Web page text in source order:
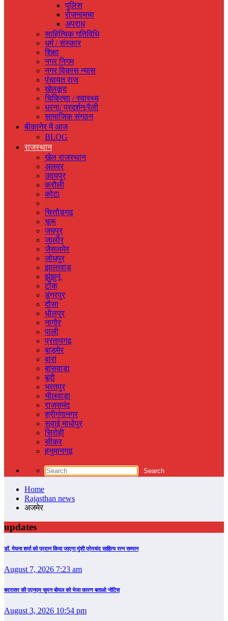
पुलिस
रोजनामचा
अपराध
साहित्यिक गतिविधि
धर्म / संस्‍कार
शिक्षा
नगर निगम
नगर विकास न्‍यास
पंचायत राज
खेलकूद
चिकित्‍सा / स्‍वास्‍थ्‍य
धरना/ प्रदर्शन/रैली
सामाजिक संगठन
बीकानेर में आज
BLOG
राजस्‍थान
खेल राजस्‍थान
अलवर
उदयपुर
करौली
कोटा
चित्तौड़गढ़
चूरू
जयपुर
जालौर
जैसलमेर
जोधपुर
झालावाड़
झुंझुनूं
टोंक
डूंगरपुर
दौसा
धौलपुर
नागौर
पाली
प्रतापगढ़
बाड़मेर
बारां
बांसवाड़ा
बूंदी
भरतपुर
भीलवाड़ा
राजसमंद
श्रीगंगानगर
सवाई माधोपुर
सिरोही
सीकर
हनुमानगढ़
Home
Rajasthan news
अजमेर
updates
डॉ. मेघना शर्मा को प्रदान किया जाएगा मुंशी प्रेमचंद साहित्य रत्न सम्‍मान
August 7, 2026 7:23 am
बदरासर की एएनएम सुमन बोयल को भेजा कारण बताओ नोटिस
August 3, 2026 10:54 pm